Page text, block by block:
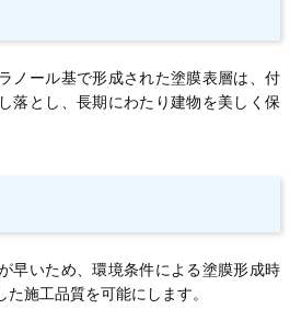
ノール基で形成された塗膜表層は、付
落とし、長期にわたり建物を美しく保
早いため、環境条件による塗膜形成時
施工品質を可能にします。